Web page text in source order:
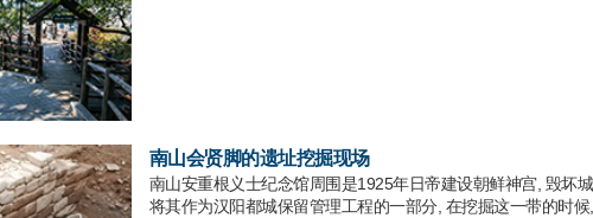
南山会贤脚的遗址挖掘现场
南山安重根义士纪念馆周围是1925年日帝建设朝鲜神宫, 毁坏
将其作为汉阳都城保留管理工程的一部分, 在挖掘这一带的时